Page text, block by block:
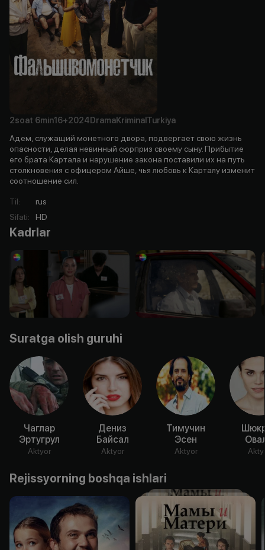
2soat 6min16+2024 DramaKriminal Turkiya
Адем, служащий монетного двора, подвергает свою жизнь
опасности, делая невинный сюрприз своему сыну. Прибытие
его брата Картала и нарушение закона поставили их на путь
столкновения с офицером Айше, чья любовь к Карталу изменит
соотношение сил.
Til:
rus
Sifati: HD
Kadrlar
Suratga olish guruhi
Чаглар
Эртугрул
Aktyor
Дениз
Байсал
Aktyor
Тимучин
Эсен
Aktyor
Rejissyorning boshqa ishlari